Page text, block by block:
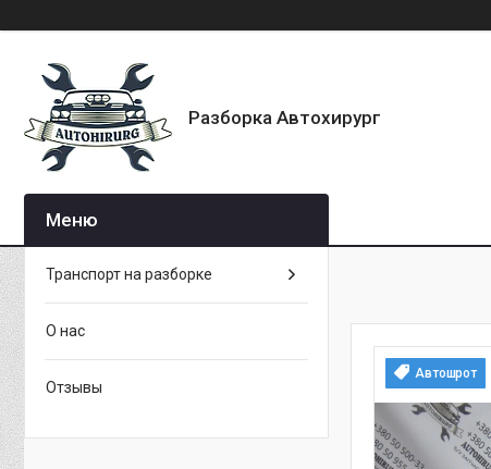
Разборка Автохирург
Автошрот
Транспорт на разборке
О нас
Отзывы